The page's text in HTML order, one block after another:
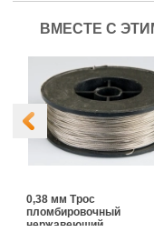
ВМЕСТЕ С
0,38 мм Трос
пломбировочный
нержавеющий